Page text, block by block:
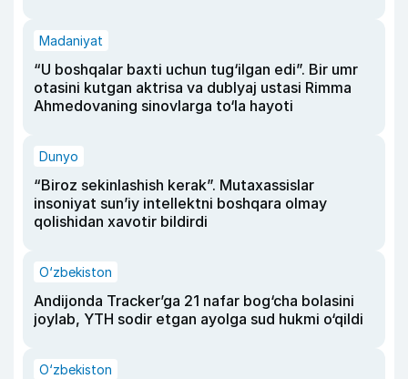
Madaniyat
“U boshqalar baxti uchun tug‘ilgan edi”. Bir umr
otasini kutgan aktrisa va dublyaj ustasi Rimma
Ahmedovaning sinovlarga to‘la hayoti
Dunyo
“Biroz sekinlashish kerak”. Mutaxassislar
insoniyat sun’iy intellektni boshqara olmay
qolishidan xavotir bildirdi
O‘zbekiston
Andijonda Tracker’ga 21 nafar bog‘cha bolasini
joylab, YTH sodir etgan ayolga sud hukmi o‘qildi
O‘zbekiston